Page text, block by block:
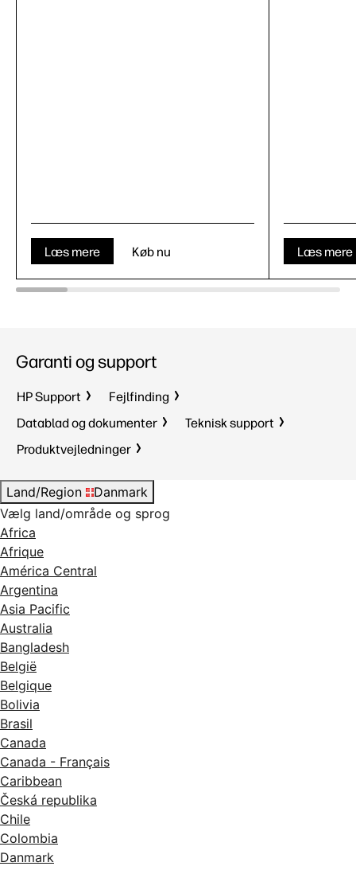
Læs mere Køb nu Læs mere
Garanti og support
HP Support
Fejlfinding
Datablad og dokumenter
Teknisk support
Produktvejledninger
Land/Region
Danmark
Vælg land/område og sprog
Africa
Afrique
América Central
Argentina
Asia Pacific
Australia
Bangladesh
België
Belgique
Bolivia
Brasil
Canada
Canada - Français
Caribbean
Česká republika
Chile
Colombia
Danmark